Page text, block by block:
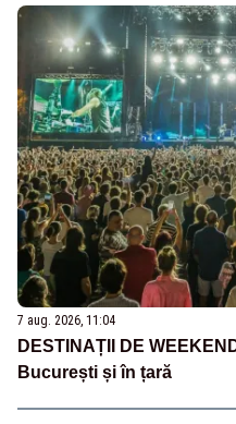
7 aug. 2026, 11:04
DESTINAȚII DE
București și în țară